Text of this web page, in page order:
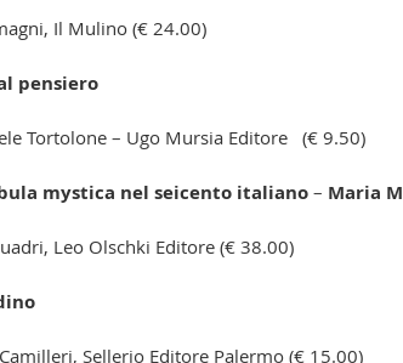
Il Mulino (€ 24.00)
pensiero
Tortolone – Ugo Mursia Editore (€ 9.50)
mystica nel seicento italiano– Maria
Leo Olschki Editore (€ 38.00)
Sellerio Editore Palermo (€ 15.00)